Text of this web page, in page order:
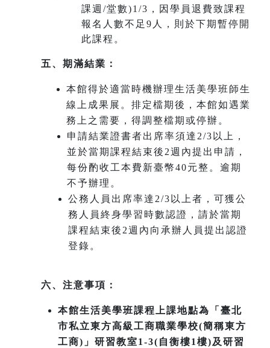
課週/堂數)1/3，因學員退費致課程
報名人數不足9人，則於下期暫停開
此課程。
五、期滿結業：
本館得於適當時機辦理生活美學班師生
線上成果展。排定檔期後，本館如遇業
務上之需要，得調整檔期或停辦。
申請結業證書者出席率須達2/3以上，
並於當期課程結束後2週內提出申請，
每份酌收工本費新臺幣40元整。逾期
不予辦理。
公務人員出席率達2/3以上者，可獲公
務人員終身學習時數認證，請於當期
課程結束後2週內向承辦人員提出認證
登錄。
六、注意事項：
本館生活美學班課程上課地點為「臺北
市私立東方高級工商職業學校(簡稱東方
工商)」研習教室1-3(自衡樓1樓)及研習